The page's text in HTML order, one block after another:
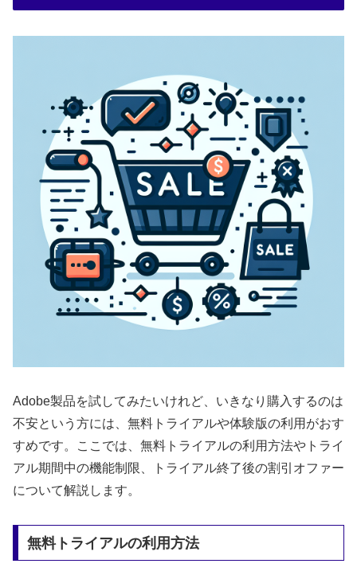
Adobe製品を試してみたいけれど、いきなり購入するのは
不安という方には、無料トライアルや体験版の利用がおす
すめです。ここでは、無料トライアルの利用方法やトライ
アル期間中の機能制限、トライアル終了後の割引オファー
について解説します。
無料トライアルの利用方法